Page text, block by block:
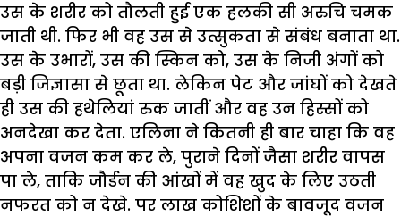
उस के शरीर को तौलती हुई एक हलकी सी अरुचि चमक
जाती थी. फिर भी वह उस से उत्सुकता से संबंध बनाता था.
उस के उभारों, उस की स्किन को, उस के निजी अंगों को
बड़ी जिज्ञासा से छूता था. लेकिन पेट और जांघों को देखते
ही उस की हथेलियां रुक जातीं और वह उन हिस्सों को
अनदेखा कर देता. एलिना ने कितनी ही बार चाहा कि वह
अपना वजन कम कर ले, पुराने दिनों जैसा शरीर वापस
पा ले, ताकि जौर्डन की आंखों में वह खुद के लिए उठती
नफरत को न देखे. पर लाख कोशिशों के बावजूद वजन